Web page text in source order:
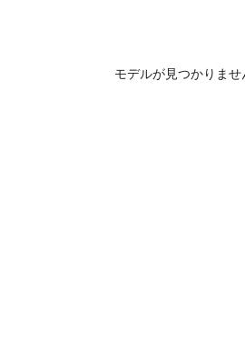
モデルが見つかりませ